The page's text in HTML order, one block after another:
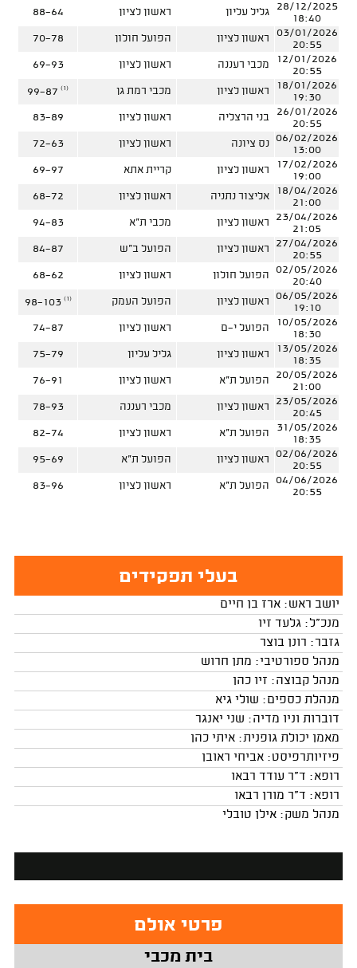
28/12/2025
18:40
גליל עליון ראשון לציון
88-64
03/01/2026
20:55
ראשון לציון הפועל חולון
70-78
12/01/2026
20:55
מכבי רעננה ראשון לציון
69-93
18/01/2026
19:30
ראשון לציון מכבי רמת גן 99-87 (1)
26/01/2026
20:55
בני הרצליה ראשון לציון
83-89
06/02/2026
13:00
נס ציונה ראשון לציון
72-63
17/02/2026
19:00
ראשון לציון קריית אתא
69-97
18/04/2026
21:00
אליצור נתניה ראשון לציון
68-72
23/04/2026
21:05
ראשון לציון מכבי ת"א
94-83
27/04/2026
20:55
ראשון לציון הפועל ב"ש
84-87
02/05/2026
20:40
הפועל חולון ראשון לציון
68-62
06/05/2026
19:10
ראשון לציון הפועל העמק 98-103 (1)
10/05/2026
18:30
הפועל י-ם ראשון לציון
74-87
13/05/2026
18:35
ראשון לציון גליל עליון
75-79
20/05/2026
21:00
הפועל ת"א ראשון לציון
76-91
23/05/2026
20:45
ראשון לציון מכבי רעננה
78-93
31/05/2026
18:35
הפועל ת"א ראשון לציון
82-74
02/06/2026
20:55
ראשון לציון הפועל ת"א
95-69
04/06/2026
20:55
הפועל ת"א ראשון לציון 83-96
בעלי תפקידים
יושב ראש: ארז בן חיים
מנכ"ל: גלעד זיו
גזבר: רונן בוצר
מנהל ספורטיבי: מתן חרוש
מנהל קבוצה: זיו כהן
מנהלת כספים: שולי גיא
דוברות וניו מדיה: שני יאנגר
מאמן יכולת גופנית: איתי כהן
פיזיותרפיסט: אביחי ראובן
רופא: ד"ר עודד רבאו
רופא: ד"ר מורן רבאו
מנהל משק: אילן טובלי
פרטי אולם
בית מכבי